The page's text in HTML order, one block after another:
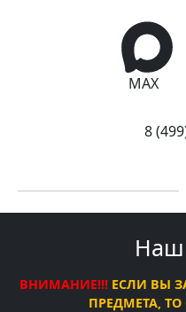
MAX
8
ВНИМАНИЕ!!! ЕСЛИ ВЫ
ПРЕДМЕТА,